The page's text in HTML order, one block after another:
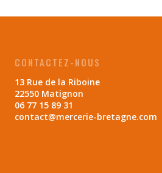
CONTACTEZ-NOUS
13 Rue de la Riboine
22550 Matignon
06 77 15 89 31
contact@mercerie-bretagne.com